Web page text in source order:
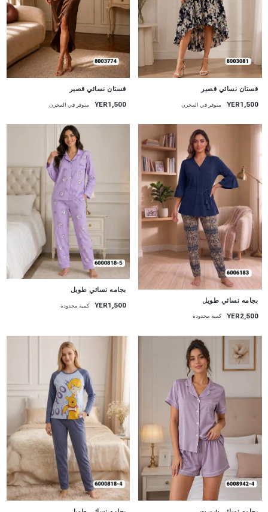
جديد
قستان نسائي قصير
YER1,500 متوفر في المخزن
جديد
قستان نسائي قصير
YER1,500 متوفر في المخزن
بجامه نسائي طويل
YER2,500 كمية محدودة
جديد
بجامه نسائي طويل
YER1,500 كمية محدودة
جديد